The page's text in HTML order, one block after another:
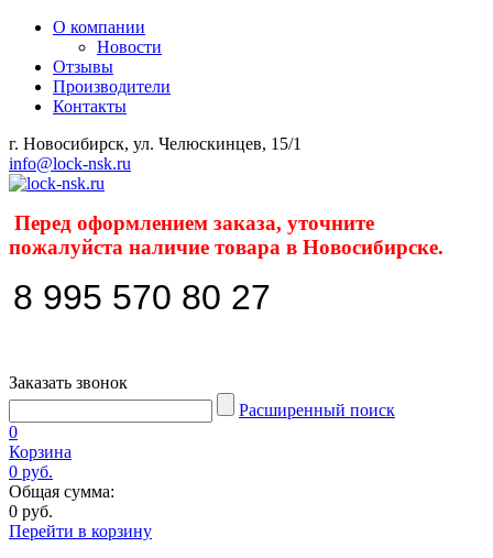
О компании
Новости
Отзывы
Производители
Контакты
г. Новосибирск, ул. Челюскинцев, 15/1
info@lock-nsk.ru
Перед оформлением заказа, уточните
пожалуйста наличие товара в Новосибирске.
8 995 570 80 27
Заказать звонок
Расширенный поиск
0
Корзина
0 руб.
Общая сумма:
0 руб.
Перейти в корзину